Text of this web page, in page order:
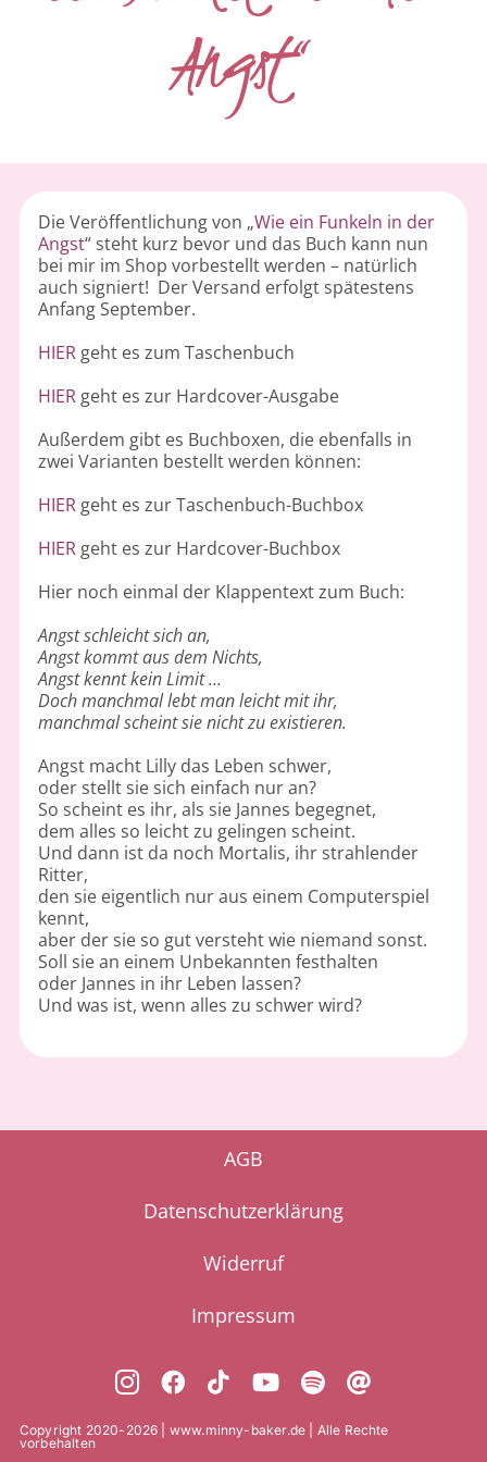
Angst“
Die Veröffentlichung von „Wie ein Funkeln in der
Angst“ steht kurz bevor und das Buch kann nun
bei mir im Shop vorbestellt werden – natürlich
auch signiert! Der Versand erfolgt spätestens
Anfang September.
HIER geht es zum Taschenbuch
HIER geht es zur Hardcover-Ausgabe
Außerdem gibt es Buchboxen, die ebenfalls in
zwei Varianten bestellt werden können:
HIER geht es zur Taschenbuch-Buchbox
HIER geht es zur Hardcover-Buchbox
Hier noch einmal der Klappentext zum Buch:
Angst schleicht sich an,
Angst kommt aus dem Nichts,
Angst kennt kein Limit …
Doch manchmal lebt man leicht mit ihr,
manchmal scheint sie nicht zu existieren.
Angst macht Lilly das Leben schwer,
oder stellt sie sich einfach nur an?
So scheint es ihr, als sie Jannes begegnet,
dem alles so leicht zu gelingen scheint.
Und dann ist da noch Mortalis, ihr strahlender
Ritter,
den sie eigentlich nur aus einem Computerspiel
kennt,
aber der sie so gut versteht wie niemand sonst.
Soll sie an einem Unbekannten festhalten
oder Jannes in ihr Leben lassen?
Und was ist, wenn alles zu schwer wird?
AGB
Datenschutzerklärung
Widerruf
Impressum
Copyright 2020-2026 | www.minny-baker.de | Alle Rechte
vorbehalten